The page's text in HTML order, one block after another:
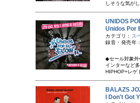
しそうな気が
UNIDOS
Unidos Por
カテゴリ： ス
録音・発売年
◆セール対象外
インターなど
HIPHOP+レゲ
BALAZS
I Don't